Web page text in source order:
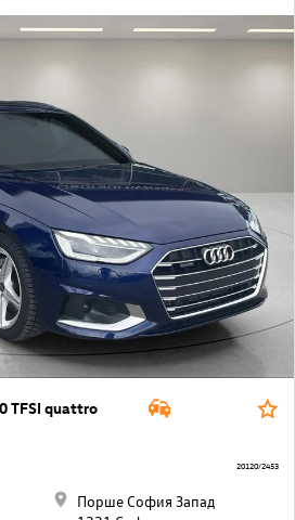
TFSI quattro
Порше София Запад
20120/2453